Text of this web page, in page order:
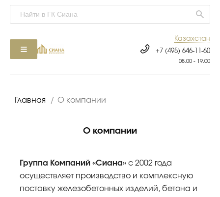
Казахстан
+7 (495) 646-11-60
08.00 - 19.00
Главная / О компании
О компании
Группа Компаний «Сиана» с 2002 года
осуществляет производство и комплексную
поставку железобетонных изделий, бетона и